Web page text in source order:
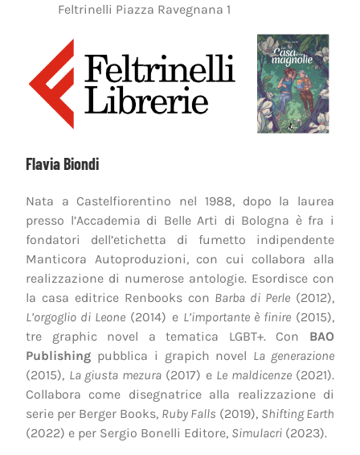
Feltrinelli Piazza Ravegnana 1
Flavia Biondi
Nata a Castelfiorentino nel 1988, dopo la laurea
presso l’Accademia di Belle Arti di Bologna è fra i
fondatori dell’etichetta di fumetto indipendente
Manticora Autoproduzioni, con cui collabora alla
realizzazione di numerose antologie. Esordisce con
la casa editrice Renbooks con Barba di Perle (2012),
L’orgoglio di Leone (2014) e L’importante è finire(2015),
tre graphic novel a tematica LGBT+. Con BAO
Publishing pubblica i grapich novel La generazione
(2015), La giusta mezura(2017) e Le maldicenze(2021).
Collabora come disegnatrice alla realizzazione di
serie per Berger Books, Ruby Falls (2019), Shifting Earth
(2022) e per Sergio Bonelli Editore, Simulacri (2023).